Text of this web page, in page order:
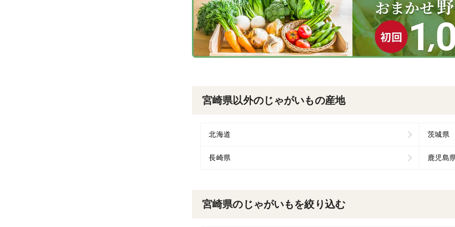
宮崎県以外のじゃがいもの産地
北海道 茨城県
長崎県 鹿児島
宮崎県のじゃがいもを絞り込む